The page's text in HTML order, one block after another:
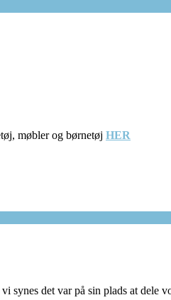
møbler og børnetøj HER
det var på sin plads at dele